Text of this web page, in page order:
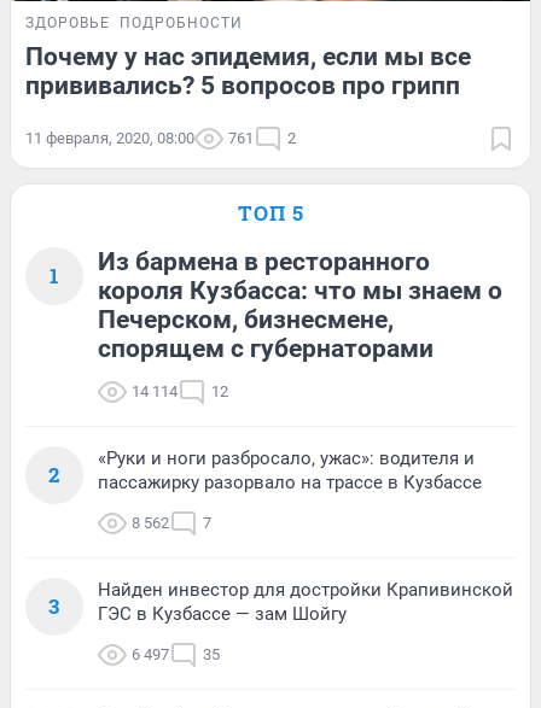
ЗДОРОВЬЕ ПОДРОБНОСТИ
Почему у нас эпидемия, если мы все
прививались? 5 вопросов про грипп
11 февраля, 2020, 08:00 761 2
ТОП 5
1
Из бармена в ресторанного
короля Кузбасса: что мы знаем о
Печерском, бизнесмене,
спорящем с губернаторами
14 114 12
2
«Руки и ноги разбросало, ужас»: водителя и
пассажирку разорвало на трассе в Кузбассе
8 562 7
3
Найден инвестор для достройки Крапивинской
ГЭС в Кузбассе — зам Шойгу
6 497 35